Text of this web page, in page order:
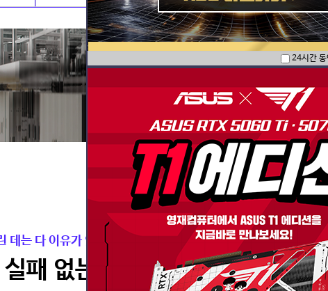
데는 다 이유가 있습니다.
패 없는 든든한 국밥 세팅 모음
24시간 동